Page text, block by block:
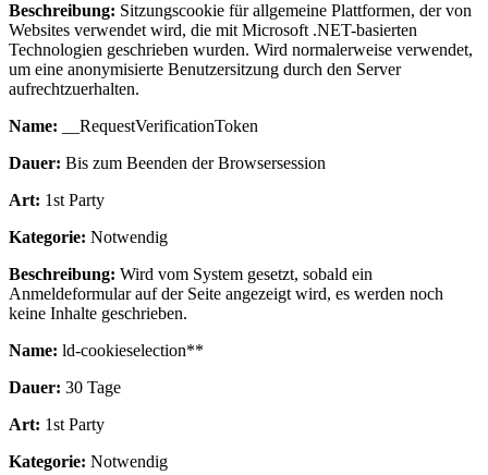
Beschreibung: Sitzungscookie für allgemeine Plattformen, der von
Websites verwendet wird, die mit Microsoft .NET-basierten
Technologien geschrieben wurden. Wird normalerweise verwendet,
um eine anonymisierte Benutzersitzung durch den Server
aufrechtzuerhalten.
Name: __RequestVerificationToken
Dauer: Bis zum Beenden der Browsersession
Art: 1st Party
Kategorie: Notwendig
Beschreibung: Wird vom System gesetzt, sobald ein
Anmeldeformular auf der Seite angezeigt wird, es werden noch
keine Inhalte geschrieben.
Name: ld-cookieselection**
Dauer: 30 Tage
Art: 1st Party
Kategorie: Notwendig